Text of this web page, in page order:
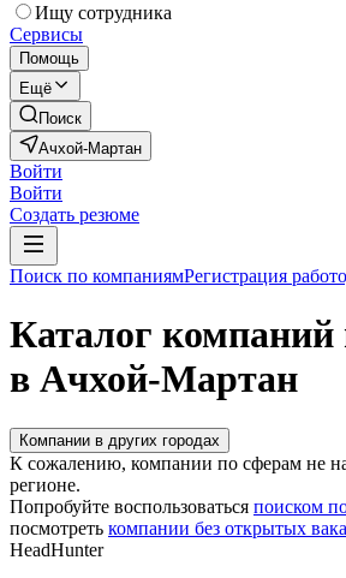
Ищу сотрудника
Сервисы
Помощь
Ещё
Поиск
Ачхой-Мартан
Войти
Войти
Создать резюме
Поиск по компаниямРегистрация
Каталог компаний
в Ачхой-Мартан
Компании в других городах
К сожалению, компании по сферам не
регионе.
Попробуйте воспользоваться поиском
посмотреть компании без открытых
HeadHunter